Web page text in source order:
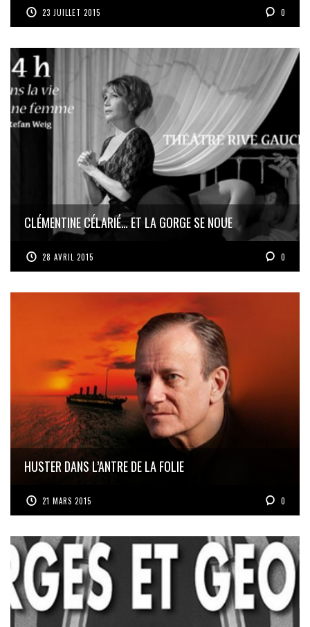
23 JUILLET 2015 0
CLÉMENTINE CÉLARIÉ… ET LA GORGE SE NOUE
28 AVRIL 2015 0
HUSTER DANS L’ANTRE DE LA FOLIE
21 MARS 2015 0